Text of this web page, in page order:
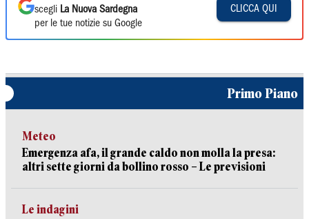
scegli La Nuova Sardegna
per le tue notizie su Google
CLICCA QUI
Primo Piano
Meteo
Emergenza afa, il grande caldo non molla la presa:
altri sette giorni da bollino rosso – Le previsioni
Le indagini